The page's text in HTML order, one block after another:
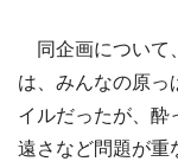
同企画について
は、みんなの原っ
イルだったが、酔
遠さなど問題が重